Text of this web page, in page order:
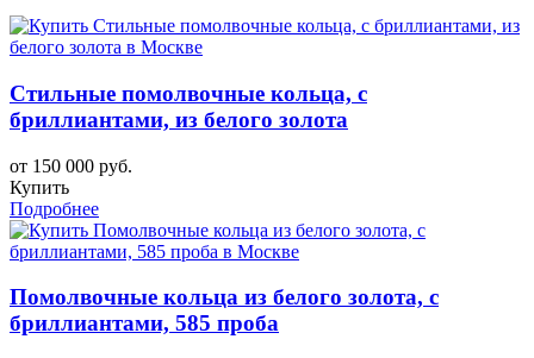
Стильные помолвочные кольца, с
бриллиантами, из белого золота
от 150 000 руб.
Купить
Подробнее
Помолвочные кольца из белого золота, с
бриллиантами, 585 проба